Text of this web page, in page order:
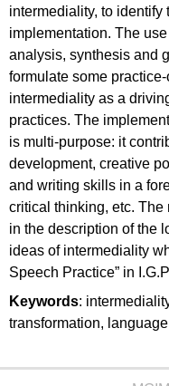
intermediality, to identify
implementation. The
analysis, synthesis and
formulate some
intermediality as a
practices. The
is multi-purpose: it
development, creative
and writing skills in a
critical thinking, etc. The
in the descrip­tion of the
ideas of inter­mediality
Speech Practice” in
Keywords:
transformation,